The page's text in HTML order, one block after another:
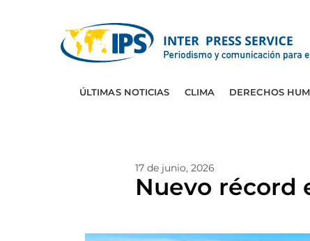
ÚLTIMAS NOTICIAS CLIMA DERECHOS
17 de junio, 2026
Nuevo récord